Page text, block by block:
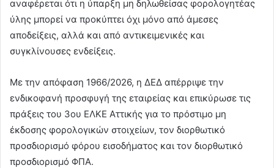
αναφέρεται ότι η ύπαρξη μη δηλωθείσας φορολογητέας
ύλης μπορεί να προκύπτει όχι μόνο από άμεσες
αποδείξεις, αλλά και από αντικειμενικές και
συγκλίνουσες ενδείξεις.
Με την απόφαση 1966/2026, η ΔΕΔ απέρριψε την
ενδικοφανή προσφυγή της εταιρείας και επικύρωσε τις
πράξεις του 3ου ΕΛΚΕ Αττικής για το πρόστιμο μη
έκδοσης φορολογικών στοιχείων, τον διορθωτικό
προσδιορισμό φόρου εισοδήματος και τον διορθωτικό
προσδιορισμό ΦΠΑ.